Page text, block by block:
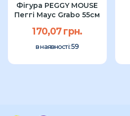
Фігура PEGGY MOUSE
Пеггі Маус Grabo 55см
170,07 грн.
в наявності:59